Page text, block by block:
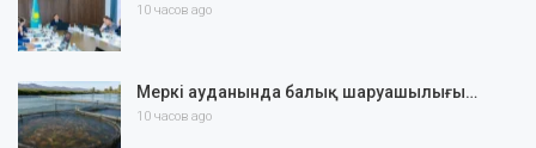
10 часов ago
Меркі ауданында балық шаруашылығы…
10 часов ago